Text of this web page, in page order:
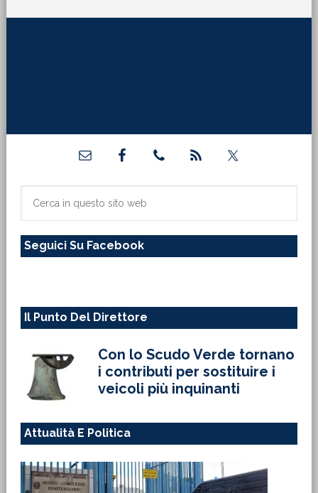
primaria
sito
Seguici Su Facebook
Il Punto Del Direttore
Con lo Scudo Verde tornano
i contributi per sostituire i
veicoli più inquinanti
Attualità E Politica